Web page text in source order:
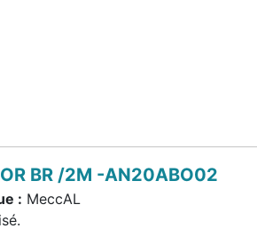
BR /2M -AN20ABO02
: MeccAL